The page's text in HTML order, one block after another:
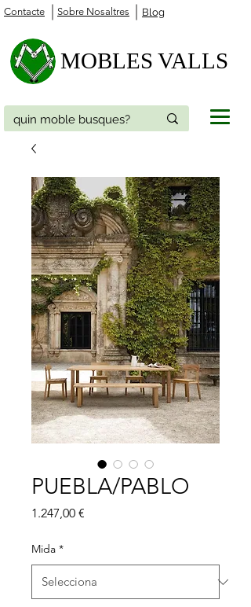
Contacte Blog
Sobre Nosaltres
MOBLES VALLS
PUEBLA/PABLO
1.247,00 €
Mida *